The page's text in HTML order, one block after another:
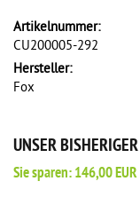
Artikelnummer:
CU200005-292
Hersteller:
Fox
UNSER
Sie sparen:146,00 EUR